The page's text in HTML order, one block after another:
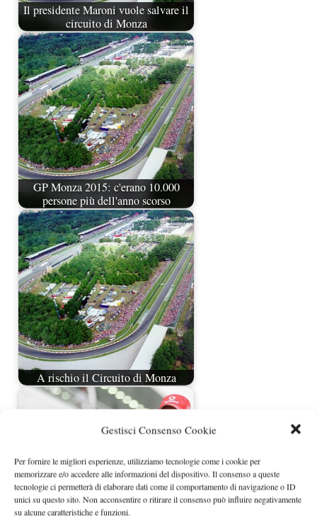
Gestisci Consenso Cookie
Per fornire le migliori esperienze, utilizziamo tecnologie come i cookie per
memorizzare e/o accedere alle informazioni del dispositivo. Il consenso a queste
tecnologie ci permetterà di elaborare dati come il comportamento di navigazione o ID
unici su questo sito. Non acconsentire o ritirare il consenso può influire negativamente
su alcune caratteristiche e funzioni.
Il presidente Maroni vuole salvare il
circuito di Monza
GP Monza 2015: c'erano 10.000
persone più dell'anno scorso
A rischio il Circuito di Monza